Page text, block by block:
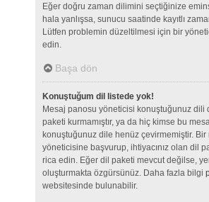
Eğer doğru zaman dilimini seçtiğinize
hala yanlışsa, sunucu saatinde kayıtlı
Lütfen problemin düzeltilmesi için bir
edin.
Başa dön
Konuştuğum dil listede yok!
Mesaj panosu yöneticisi konuştuğunuz dili
paketi kurmamıştır, ya da hiç kimse bu
konuştuğunuz dile henüz çevirmemiştir. Bir
yöneticisine başvurup, ihtiyacınız olan dil
rica edin. Eğer dil paketi mevcut değilse,
oluşturmakta özgürsünüz. Daha fazla bilgi
websitesinde bulunabilir.